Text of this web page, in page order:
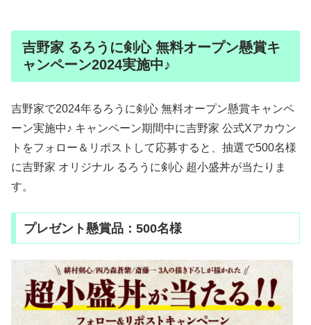
吉野家 るろうに剣心 無料オープン懸賞キ
ャンペーン2024実施中♪
吉野家で2024年るろうに剣心 無料オープン懸賞キャンペ
ーン実施中♪ キャンペーン期間中に吉野家 公式Xアカウン
トをフォロー＆リポストして応募すると、抽選で500名様
に吉野家 オリジナル るろうに剣心 超小盛丼が当たりま
す。
プレゼント懸賞品：500名様